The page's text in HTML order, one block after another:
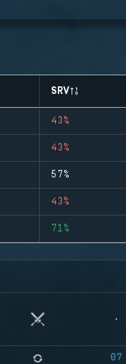
SRV
43%
43%
57%
43%
71%
07